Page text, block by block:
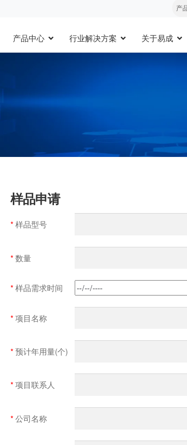
产品中心 行业解决方案 关于易成
样品申请
样品型号
数量
样品需求时间
项目名称
预计年用量(个)
项目联系人
公司名称